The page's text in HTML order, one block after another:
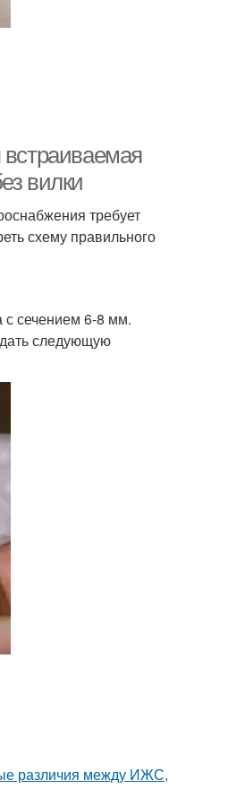
встраиваемая
вилки
требует
схему правильного
с сечением 6-8 мм.
следующую
различия между ИЖС,